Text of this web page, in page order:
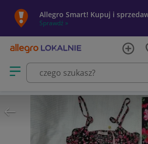
Allegro Smart! Kupuj i
Sprawdź »
Otwórz menu z kategoriami